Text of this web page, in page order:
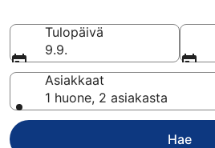
Tulopäivä
9.9.
Asiakkaat
1 huone, 2 asiakasta
Hae